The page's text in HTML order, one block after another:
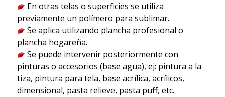
En otras telas o superficies se utiliza
previamente un polímero para sublimar.
Se aplica utilizando plancha profesional o
plancha hogareña.
Se puede intervenir posteriormente con
pinturas o accesorios (base agua), ej: pintura a la
tiza, pintura para tela, base acrílica, acrílicos,
dimensional, pasta relieve, pasta puff, etc.